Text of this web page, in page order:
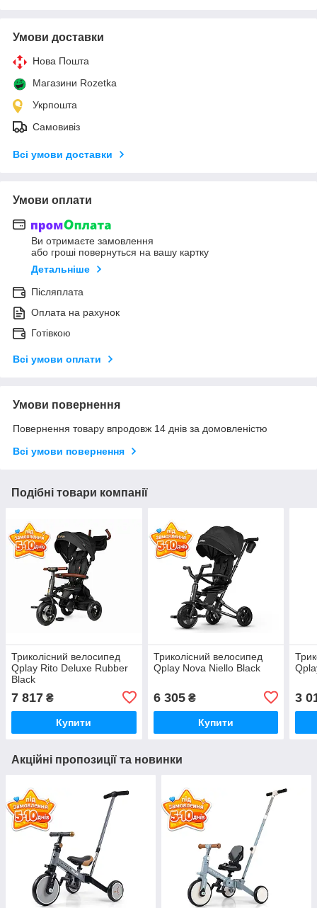
Умови доставки
Нова Пошта
Магазини Rozetka
Укрпошта
Самовивіз
Всі умови доставки
Умови оплати
Ви отримаєте замовлення
або гроші повернуться на вашу картку
Детальніше
Післяплата
Оплата на рахунок
Готівкою
Всі умови оплати
Умови повернення
Повернення товару впродовж 14 днів за домовленістю
Всі умови повернення
Подібні товари компанії
Триколісний велосипед
Qplay Rito Deluxe Rubber
Black
7 817 ₴
Купити
Триколісний велосипед
Qplay Nova Niello Black
6 305₴
Купити
3
Акційні пропозиції та новинки